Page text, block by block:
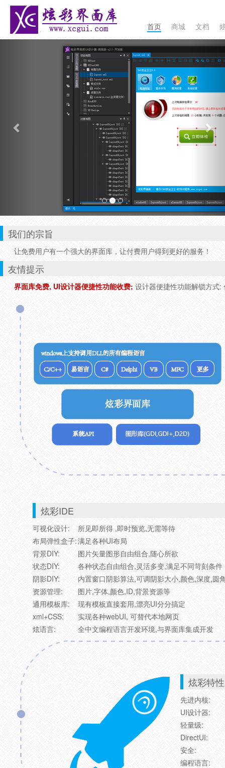
首页 商城 文档
我们的宗旨
让免费用户有一个强大的界面库，让付费用户得到更好的服务！
友情提示
界面库免费, UI设计器便捷性功能收费; 设计器便捷性功能解锁方式
炫彩IDE
可视化设计:
所见即所得 ,即时预览,无需等待
布局弹性盒子:满足各种UI布局
背景DIY:
图片矢量图形自由组合,随心所欲
状态DIY:
各种状态自由组合,灵活多变,满足不同苛刻条件
阴影DIY:
内置窗口阴影算法,可调阴影大小,颜色,深度,圆
资源管理:
图片,字体,颜色,ID,背景资源等
通用模板库:
现有模板直接套用,漂亮UI分分搞定
xml+CSS:
实现各种webUI, 可替代本地网页
炫语言:
全中文编程语言开发环境,与界面库集成开发
炫彩特性
先进内核:
UI设计器:
轻量级:
DirectUI:
安全:
编程语言: